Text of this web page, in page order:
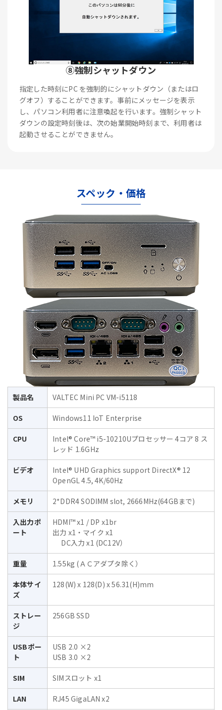
⑧強制シャットダウン
指定した時刻にPC を強制的にシャットダウン（またはロ
グオフ）することができます。事前にメッセージを表示
し、パソコン利用者に注意喚起を行います。強制シャット
ダウンの設定時刻後は、次の始業開始時刻まで、利用者は
起動させることができません。
スペック・価格
製品名 VALTEC Mini PC VM-i5118
OS Windows11 IoT Enterprise
CPU
Intel® Core™ i5-10210Uプロセッサー 4コア 8 ス
レッド 1.6GHz
ビデオ
Intel® UHD Graphics support DirectX® 12
OpenGL 4.5, 4K/60Hz
メモリ 2*DDR4 SODIMM slot, 2666MHz(64GBまで)
入出力ポ
ート
HDMI™ x1 / DP x1br
出力 x1・マイク x1
DC入力 x1 (DC12V）
重量 1.55kg (ＡＣアダプタ除く）
本体サイ
ズ
128(W) x 128(D) x 56.31(H)mm
ストレー
ジ
256GB SSD
USBポー
ト
USB 2.0 ×2
USB 3.0 ×2
SIM SIMスロット x1
LAN RJ45 GigaLAN x2